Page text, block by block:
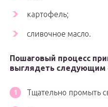
картофель;
сливочное масло.
Пошаговый процесс
выглядеть следующим
Тщательно промыть